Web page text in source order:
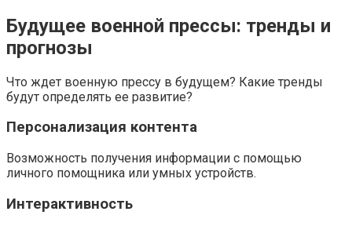
Будущее военной прессы: тренды и
прогнозы
Что ждет военную прессу в будущем? Какие тренды
будут определять ее развитие?
Персонализация контента
Возможность получения информации с помощью
личного помощника или умных устройств.
Интерактивность